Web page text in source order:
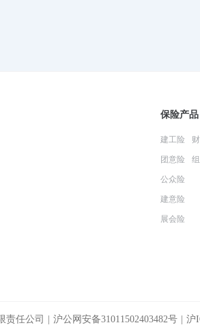
保险产品
建工险
团意险
公众险
建意险
展会险
责任公司 | 沪公网安备31011502403482号 沪